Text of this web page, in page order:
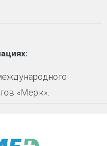
«Мерк».